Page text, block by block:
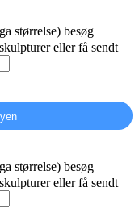
størrelse) besøg
eller få sendt
størrelse) besøg
eller få sendt